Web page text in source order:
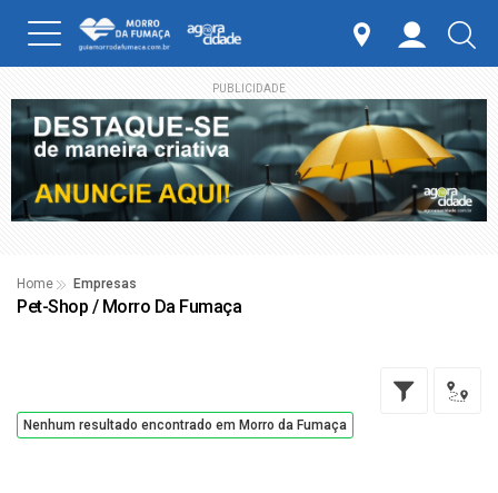
PUBLICIDADE
Home Empresas
Pet-Shop / Morro Da Fumaça
Nenhum resultado encontrado em Morro da Fumaça